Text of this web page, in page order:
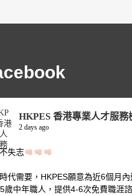
HKPES 香港專業人才服務
2 days ago
失志
代需要，HKPES願意為近6個月
歲中年職人，提供4-6次免費職涯